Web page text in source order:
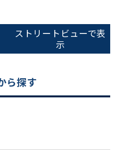
ご案内できます
620-213
ストリートビューで表
示
ら探す